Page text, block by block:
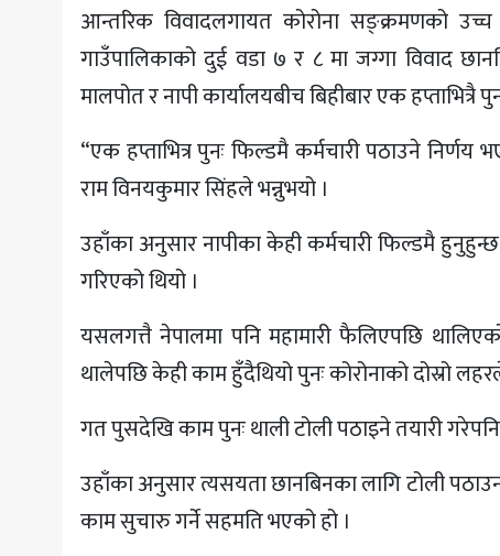
आन्तरिक विवादलगायत कोरोना सङ्क्रमणको
गाउँपालिकाको दुई वडा ७ र ८ मा जग्गा विवाद
मालपोत र नापी कार्यालयबीच बिहीबार एक हप्ताभित्रै
“एक हप्ताभित्र पुनः फिल्डमै कर्मचारी पठाउने
राम विनयकुमार सिंहले भन्नुभयो ।
उहाँका अनुसार नापीका केही कर्मचारी फिल्डमै
गरिएको थियो ।
यसलगत्तै नेपालमा पनि महामारी फैलिएपछि
थालेपछि केही काम हुँदैथियो पुनः कोरोनाको दोस्रो
गत पुसदेखि काम पुनः थाली टोली पठाइने तयारी
उहाँका अनुसार त्यसयता छानबिनका लागि टोली
काम सुचारु गर्ने सहमति भएको हो ।